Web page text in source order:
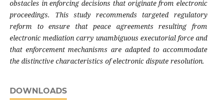
obstacles in enforcing decisions that originate from electronic
proceedings. This study recommends targeted regulatory
reform to ensure that peace agreements resulting from
electronic mediation carry unambiguous executorial force and
that enforcement mechanisms are adapted to accommodate
the distinctive characteristics of electronic dispute resolution.
DOWNLOADS